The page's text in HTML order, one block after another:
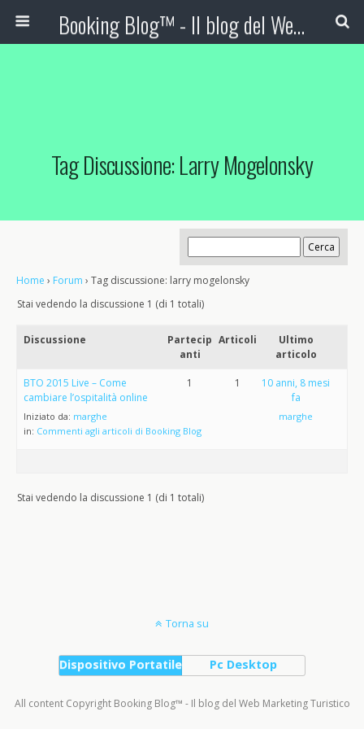
Booking Blog™ - Il blog del Web Marketing Turistico
Tag Discussione: Larry Mogelonsky
Home › Forum › Tag discussione: larry mogelonsky
Stai vedendo la discussione 1 (di 1 totali)
Discussione
Partecip
anti
Articoli
Ultimo
articolo
BTO 2015 Live – Come
cambiare l’ospitalità online
Iniziato da: marghe
in: Commenti agli articoli di Booking Blog
1 1
10 anni, 8 mesi
fa
marghe
Stai vedendo la discussione 1 (di 1 totali)
Torna su
Dispositivo Portatile Pc Desktop
All content Copyright Booking Blog™ - Il blog del Web Marketing Turistico